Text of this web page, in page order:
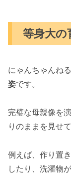
等身大の
にゃんちゃんね
姿です。
完璧な母親像を
りのままを見せ
例えば、作り置
したり、洗濯物